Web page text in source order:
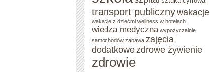
transport publicznywakacje
wakacje z dziećmi wellness w hotelach
wiedza medyczna wypożyczalnie
samochodów zabawa zajęcia
dodatkowezdrowe żywienie
zdrowie